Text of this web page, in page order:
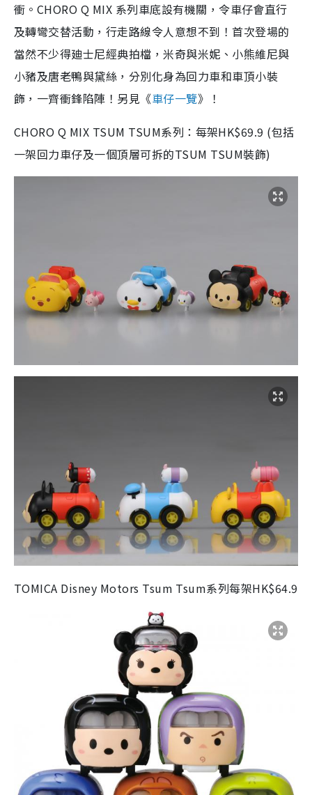
衝。CHORO Q MIX 系列車底設有機關，令車仔會直行
及轉彎交替活動，行走路線令人意想不到！首次登場的
當然不少得廸士尼經典拍檔，米奇與米妮、小熊維尼與
小豬及唐老鴨與黛絲，分別化身為回力車和車頂小裝
飾，一齊衝鋒陷陣！另見《車仔一覽》！
CHORO Q MIX TSUM TSUM系列：每架HK$69.9 (包括
一架回力車仔及一個頂層可拆的TSUM TSUM裝飾)
TOMICA Disney Motors Tsum Tsum系列每架HK$64.9